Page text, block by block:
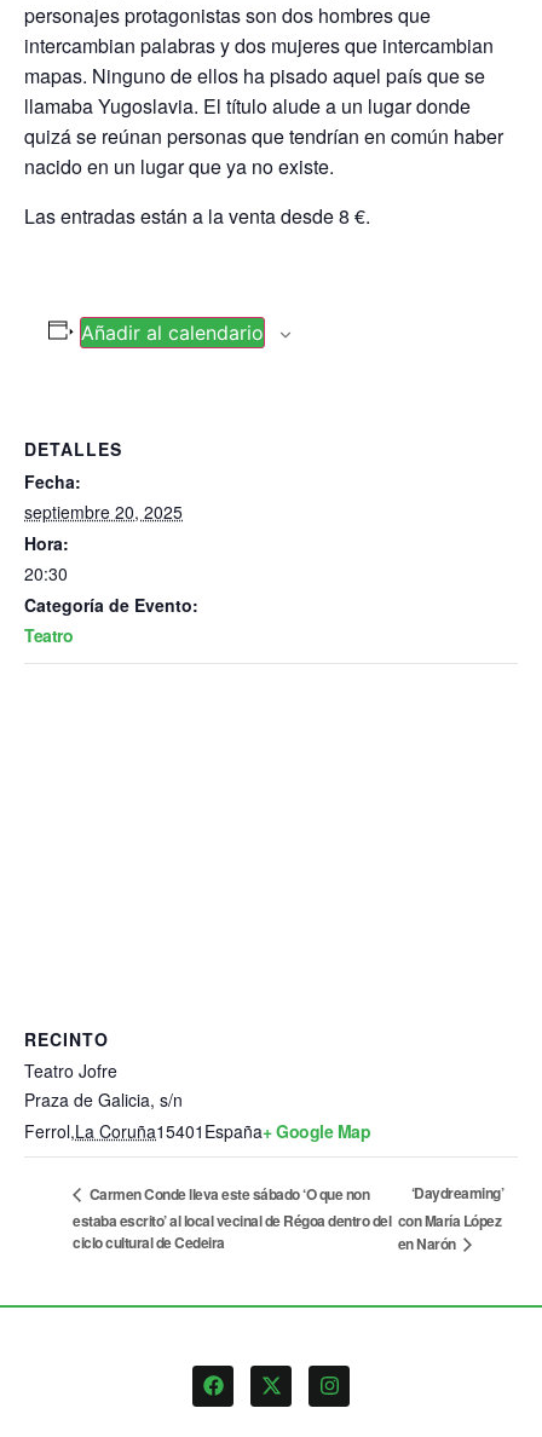
personajes protagonistas son dos hombres que
intercambian palabras y dos mujeres que intercambian
mapas. Ninguno de ellos ha pisado aquel país que se
llamaba Yugoslavia. El título alude a un lugar donde
quizá se reúnan personas que tendrían en común haber
nacido en un lugar que ya no existe.
Las entradas están a la venta desde 8 €.
Añadir al calendario
DETALLES
Fecha:
septiembre 20, 2025
Hora:
20:30
Categoría de Evento:
Teatro
RECINTO
Teatro Jofre
Praza de Galicia, s/n
Ferrol,La Coruña15401 España+ Google Map
Carmen Conde lleva este sábado ‘O que non
estaba escrito’ al local vecinal de Régoa dentro del
ciclo cultural de Cedeira
‘Daydreaming’
con María López
en Narón